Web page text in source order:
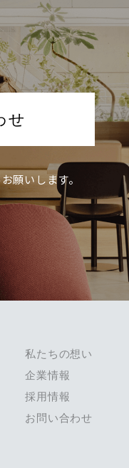
せ
願いします。
私たちの想い
企業情報
採用情報
お問い合わせ